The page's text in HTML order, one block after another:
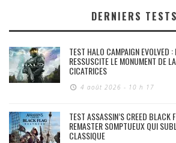
DERNIERS TESTS
TEST HALO CAMPAIGN EVOLVED :
RESSUSCITE LE MONUMENT DE
CICATRICES
4 août 2026 - 10 h 17
TEST ASSASSIN’S CREED BLACK
REMASTER SOMPTUEUX QUI
CLASSIQUE